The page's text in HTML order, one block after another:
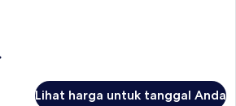
Lihat harga untuk tanggal Anda